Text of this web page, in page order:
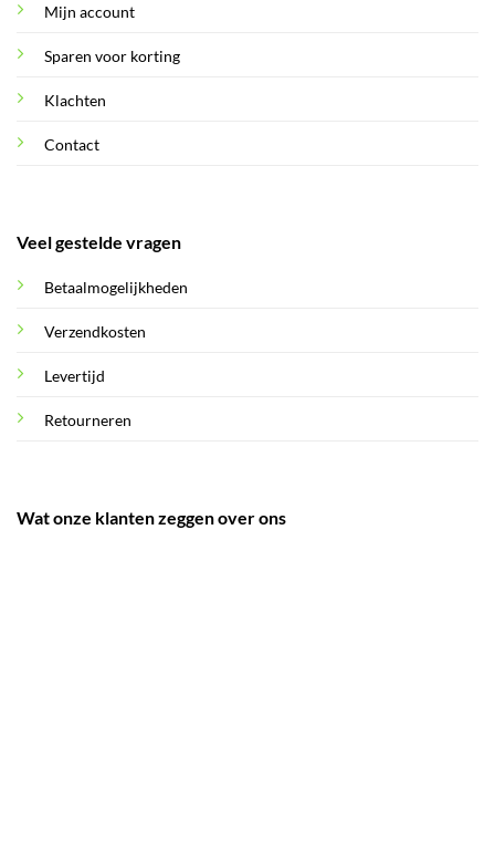
Mijn account
Sparen voor korting
Klachten
Contact
Veel gestelde vragen
Betaalmogelijkheden
Verzendkosten
Levertijd
Retourneren
Wat onze klanten zeggen over ons